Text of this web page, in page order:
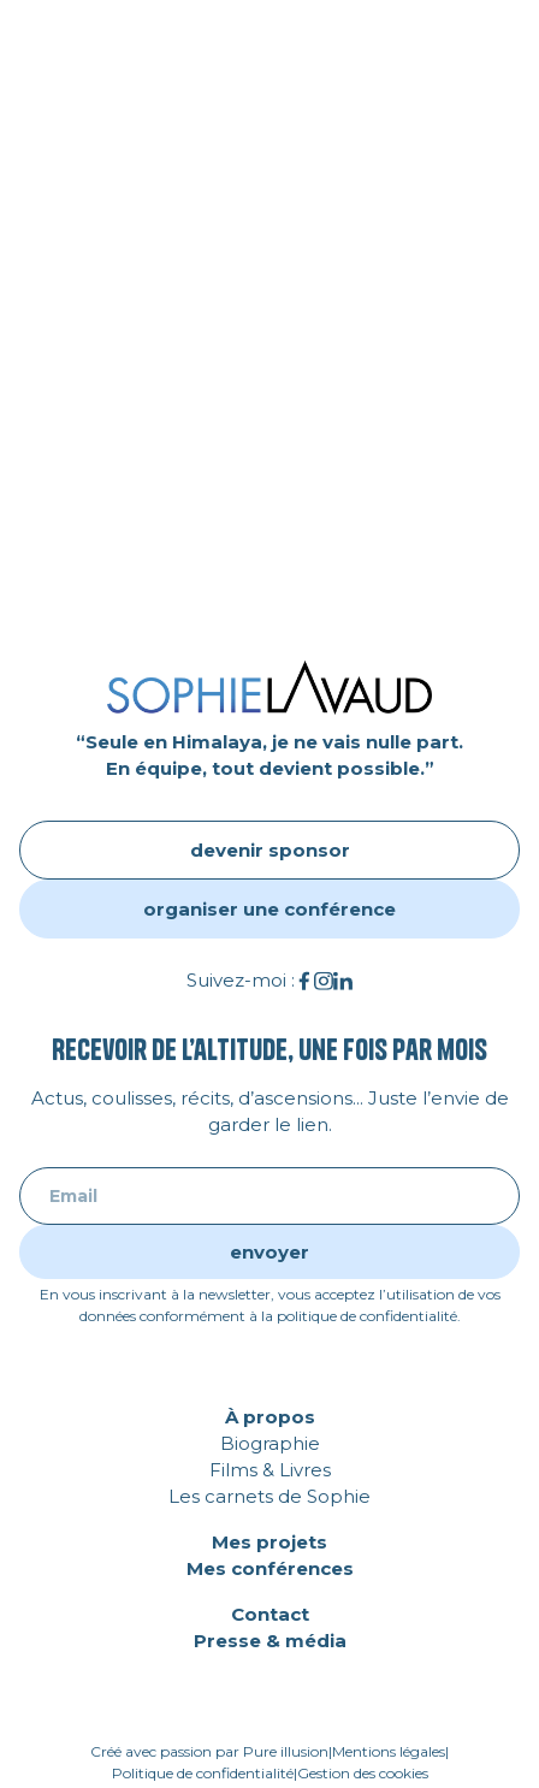
“Seule en Himalaya, je ne vais nulle part.
En équipe, tout devient possible.”
devenir sponsor
organiser une conférence
Suivez-moi :
Recevoir de l’altitude, une fois par mois
Actus, coulisses, récits, d’ascensions... Juste l’envie de
garder le lien.
En vous inscrivant à la newsletter, vous acceptez l’utilisation de vos
données conformément à la politique de confidentialité.
À propos
Biographie
Films & Livres
Les carnets de Sophie
Mes projets
Mes conférences
Contact
Presse & média
Créé avec passion par Pure illusion|Mentions légales|
Politique de confidentialité|Gestion des cookies